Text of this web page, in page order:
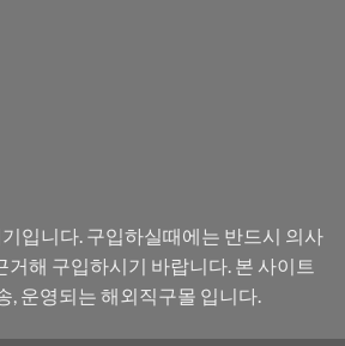
입니다. 구입하실때에는 반드시 의사
거해 구입하시기 바랍니다. 본 사이트
, 운영되는 해외직구몰 입니다.